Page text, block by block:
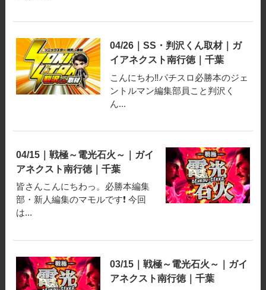
04/26｜SS・判沢くん取材｜ガ
イアネクスト南行徳｜千葉
こんにちわ‼️パチスロ必勝本のジェ
ントルマン編集部員こと判沢く
ん...
04/15｜戦極～電光石火～｜ガイ
アネクスト南行徳｜千葉
皆さんこんにちわっ。必勝本編集
部・新人編集のマモルです❗️ 今回
は...
03/15｜戦極～電光石火～｜ガイ
アネクスト南行徳｜千葉